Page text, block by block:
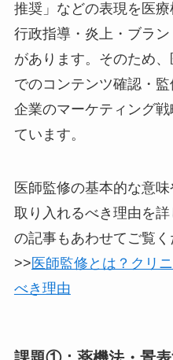
推奨」などの表現を医療
行政指導・炎上・ブラ
があります。そのため
でのコンテンツ確認・監
企業のマーケティング
ています。
医師監修の基本的な意
取り入れるべき理由を
の記事もあわせてご覧く
>> 医師監修とは？クリ
べき理由